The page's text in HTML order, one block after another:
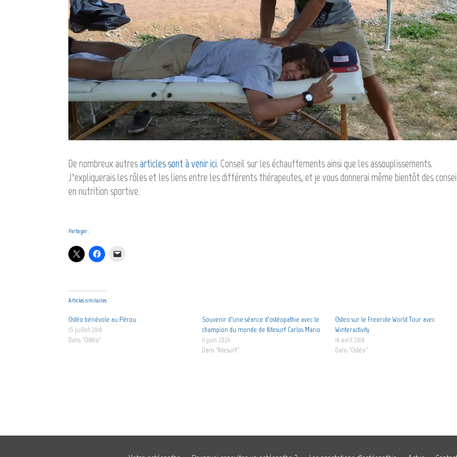
De nombreux autres articles sont à venir ici. Conseil sur les échauffements ainsi que les assouplissements.
J’expliquerais les rôles et les liens entre les différents thérapeutes, et je vous donnerai même bientôt des
en nutrition sportive.
Partager :
Articles similaires
Ostéo bénévole au Pérou
15 juillet 2018
Dans "Ostéo"
Souvenir d’une séance d’ostéopathie avec le
champion du monde de Kitesurf Carlos Mario
11 juin 2024
Dans "Kitesurf"
Osteo sur le Freeride World Tour avec
Winteractivity
16 avril 2018
Dans "Ostéo"